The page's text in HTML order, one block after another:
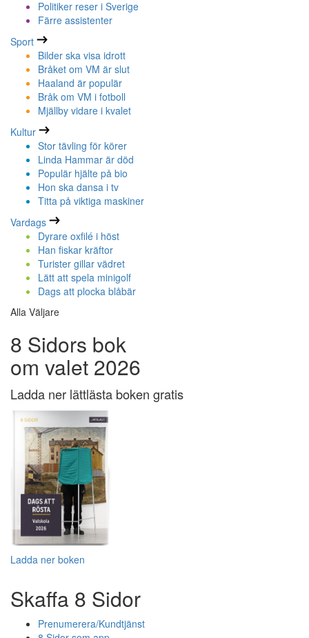
Politiker reser i Sverige
Färre assistenter
Sport
Bilder ska visa idrott
Bråket om VM är slut
Haaland är populär
Bråk om VM i fotboll
Mjällby vidare i kvalet
Kultur
Stor tävling för körer
Linda Hammar är död
Populär hjälte på bio
Hon ska dansa i tv
Titta på viktiga maskiner
Vardags
Dyrare oxfilé i höst
Han fiskar kräftor
Turister gillar vädret
Lätt att spela minigolf
Dags att plocka blåbär
Alla Väljare
8 Sidors bok
om valet 2026
Ladda ner lättlästa boken gratis
Ladda ner boken
Skaffa 8 Sidor
Prenumerera/Kundtjänst